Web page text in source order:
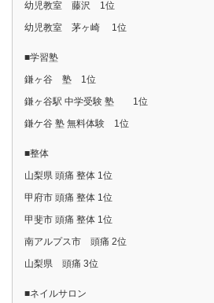
幼児教室 藤沢 1位
幼児教室 茅ヶ崎 1位
■学習塾
鎌ヶ谷 塾 1位
鎌ヶ谷駅 中学受験 塾 1位
鎌ケ谷 塾 無料体験 1位
■整体
山梨県 頭痛 整体 1位
甲府市 頭痛 整体 1位
甲斐市 頭痛 整体 1位
南アルプス市 頭痛 2位
山梨県 頭痛 3位
■ネイルサロン